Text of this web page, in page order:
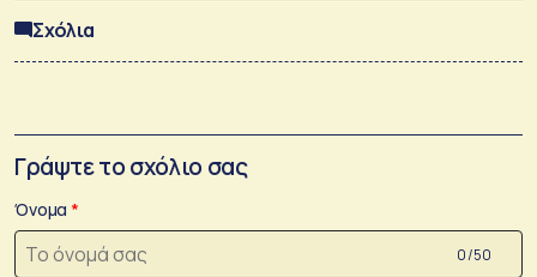
Σχόλια
Γράψτε το σχόλιο σας
Όνομα
0 /50